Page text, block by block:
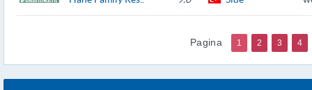
Pagina 1 2 3 4